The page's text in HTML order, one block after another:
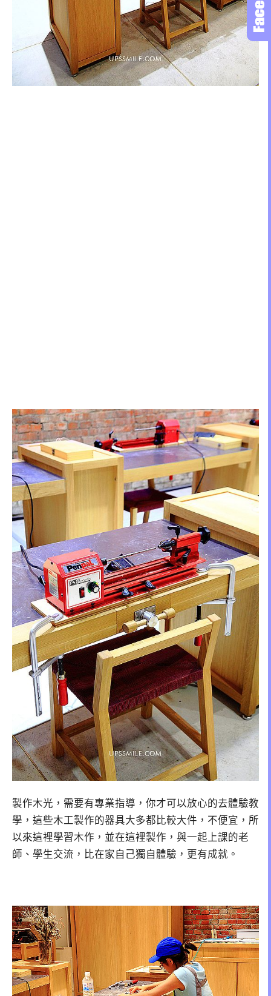
製作木光，需要有專業指導，你才可以放心的去體驗教
學，這些木工製作的器具大多都比較大件，不便宜，所
以來這裡學習木作，並在這裡製作，與一起上課的老
師、學生交流，比在家自己獨自體驗，更有成就。